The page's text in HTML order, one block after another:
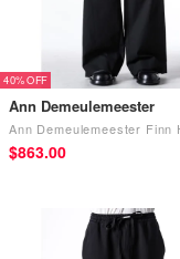
40%
Ann Demeulemeester
$‌863.00